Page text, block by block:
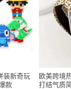
装新奇玩
款
欧美跨境
打结气质